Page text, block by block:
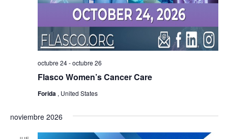
Flasco Women’s Cancer Care
octubre 24-octubre 26
Forida , United States
noviembre 2026